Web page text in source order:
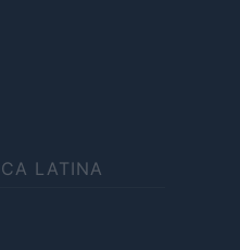
LATINA